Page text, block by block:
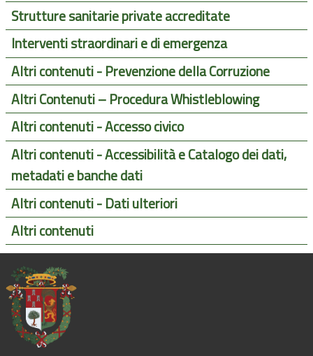
Strutture sanitarie private accreditate
Interventi straordinari e di emergenza
Altri contenuti - Prevenzione della Corruzione
Altri Contenuti – Procedura Whistleblowing
Altri contenuti - Accesso civico
Altri contenuti - Accessibilità e Catalogo dei dati,
metadati e banche dati
Altri contenuti - Dati ulteriori
Altri contenuti